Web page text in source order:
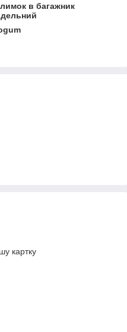
в багажник
картку